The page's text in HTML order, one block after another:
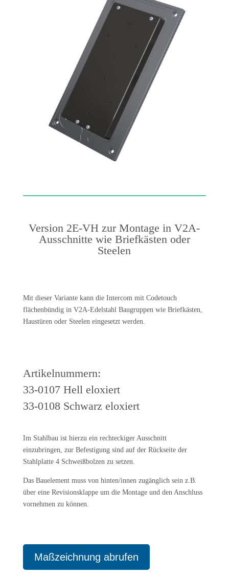
Version 2E-VH zur Montage in V2A-
Ausschnitte wie Briefkästen oder
Steelen
Mit dieser Variante kann die Intercom mit Codetouch
flächenbündig in V2A-Edelstahl Baugruppen wie Briefkästen,
Haustüren oder Steelen eingesetzt werden.
Artikelnummern:
33-0107 Hell eloxiert
33-0108 Schwarz eloxiert
Im Stahlbau ist hierzu ein rechteckiger Ausschnitt
einzubringen, zur Befestigung sind auf der Rückseite der
Stahlplatte 4 Schweißbolzen zu setzen.
Das Bauelement muss von hinten/innen zugänglich sein z.B.
über eine Revisionsklappe um die Montage und den Anschluss
vornehmen zu können.
Maßzeichnung abrufen